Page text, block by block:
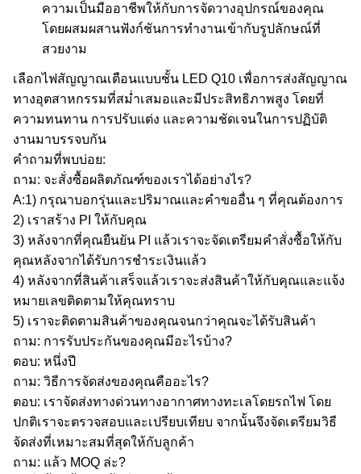
ความเป็นมืออาชีพให้กับการจัดวางอุปกรณ์ของคุณ
โดยผสมผสานฟังก์ชันการทำงานเข้ากับรูปลักษณ์ที่
สวยงาม
เลือกไฟสัญญาณเตือนแบบชั้น LED Q10 เพื่อการส่งสัญญาณ
ทางอุตสาหกรรมที่สม่ำเสมอและมีประสิทธิภาพสูง โดยที่
ความทนทาน การปรับแต่ง และความชัดเจนในการปฏิบัติ
งานมาบรรจบกัน
คำถามที่พบบ่อย:
ถาม: จะสั่งซื้อผลิตภัณฑ์ของเราได้อย่างไร?
A:1) กรุณาบอกรุ่นและปริมาณและคำขออื่น ๆ ที่คุณต้องการ
2) เราสร้าง PI ให้กับคุณ
3) หลังจากที่คุณยืนยัน PI แล้วเราจะจัดเตรียมคำสั่งซื้อให้กับ
คุณหลังจากได้รับการชำระเงินแล้ว
4) หลังจากที่สินค้าเสร็จแล้วเราจะส่งสินค้าให้กับคุณและแจ้ง
หมายเลขติดตามให้คุณทราบ
5) เราจะติดตามสินค้าของคุณจนกว่าคุณจะได้รับสินค้า
ถาม: การรับประกันของคุณมีอะไรบ้าง?
ตอบ: หนึ่งปี
ถาม: วิธีการจัดส่งของคุณคืออะไร?
ตอบ: เราจัดส่งทางด่วนทางอากาศทางทะเลโดยรถไฟ โดย
ปกติเราจะตรวจสอบและเปรียบเทียบ จากนั้นจึงจัดเตรียมวิธี
จัดส่งที่เหมาะสมที่สุดให้กับลูกค้า
ถาม: แล้ว MOQ ล่ะ?